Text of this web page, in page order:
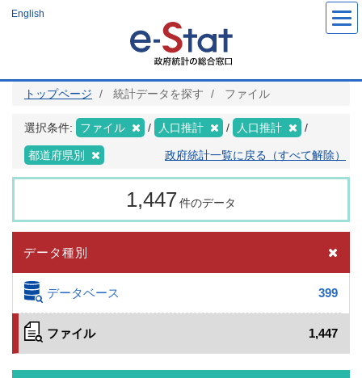
ツ
English
トップページ 統計データを探す ファイル
選択条件: ファイル 人口推計 人口推計
都道府県別 政府統計一覧に戻る（すべて解除）
1,447件のデータ
データ種別
データベース 399
ファイル 1,447